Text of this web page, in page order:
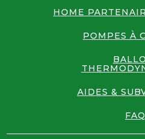
HOME
POMPES À
AIDES &
FAQ